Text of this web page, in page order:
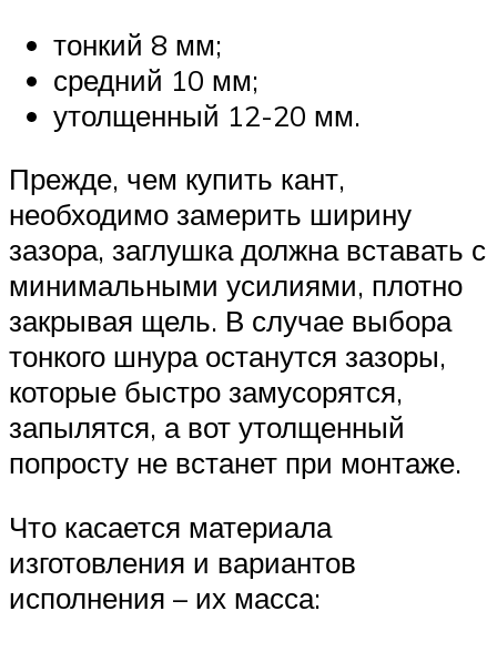
тонкий 8 мм;
средний 10 мм;
утолщенный 12-20 мм.
Прежде, чем купить кант,
необходимо замерить ширину
зазора, заглушка должна вставать с
минимальными усилиями, плотно
закрывая щель. В случае выбора
тонкого шнура останутся зазоры,
которые быстро замусорятся,
запылятся, а вот утолщенный
попросту не встанет при монтаже.
Что касается материала
изготовления и вариантов
исполнения – их масса: